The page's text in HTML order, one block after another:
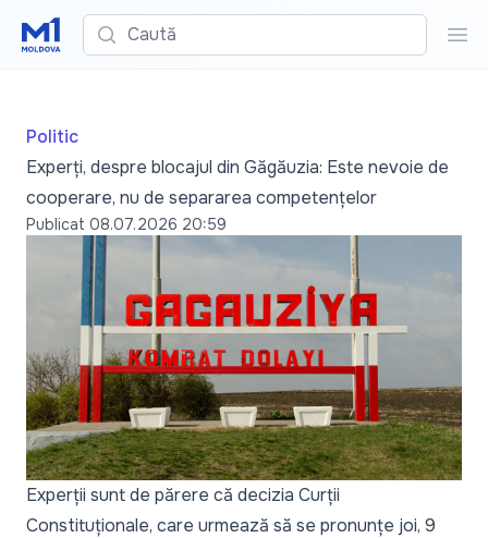
Caută
Politic
Experți, despre blocajul din Găgăuzia: Este nevoie de
cooperare, nu de separarea competențelor
Publicat 08.07.2026 20:59
Experții sunt de părere că decizia Curții
Constituționale, care urmează să se pronunțe joi, 9